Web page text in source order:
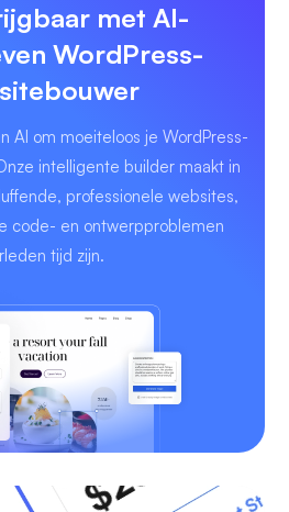
met AI-
WordPress-
AI om moeiteloos je WordPress-
intelligente builder maakt in
professionele websites,
code- en ontwerpproblemen
tijd zijn.